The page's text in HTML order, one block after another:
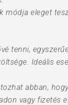
módja eleget
tenni,
Ideális
abban,
vagy fizetés